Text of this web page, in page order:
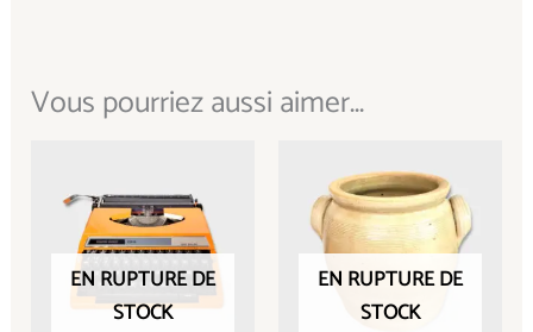
Vous pourriez aussi aimer...
EN RUPTURE DE
STOCK
EN RUPTURE DE
STOCK